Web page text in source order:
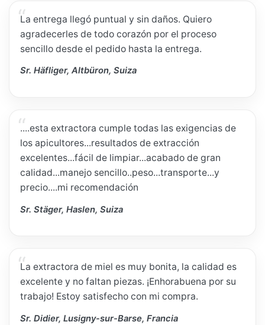
La entrega llegó puntual y sin daños. Quiero
agradecerles de todo corazón por el proceso
sencillo desde el pedido hasta la entrega.
Sr. Häfliger, Altbüron, Suiza
....esta extractora cumple todas las exigencias de
los apicultores...resultados de extracción
excelentes...fácil de limpiar...acabado de gran
calidad...manejo sencillo..peso...transporte...y
precio....mi recomendación
Sr. Stäger, Haslen, Suiza
La extractora de miel es muy bonita, la calidad es
excelente y no faltan piezas. ¡Enhorabuena por su
trabajo! Estoy satisfecho con mi compra.
Sr. Didier, Lusigny-sur-Barse, Francia